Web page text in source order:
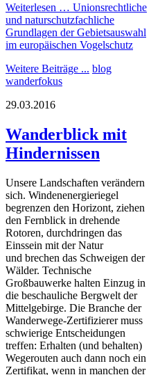
Weiterlesen … Unionsrechtliche
und naturschutzfachliche
Grundlagen der Gebietsauswahl
im europäischen Vogelschutz
Weitere Beiträge ... blog
wanderfokus
29.03.2016
Wanderblick mit
Hindernissen
Unsere Landschaften verändern
sich. Windenenergieriegel
begrenzen den Horizont, ziehen
den Fernblick in drehende
Rotoren, durchdringen das
Einssein mit der Natur
und brechen das Schweigen der
Wälder. Technische
Großbauwerke halten Einzug in
die beschauliche Bergwelt der
Mittelgebirge. Die Branche der
Wanderwege-Zertifizierer muss
schwierige Entscheidungen
treffen: Erhalten (und behalten)
Wegerouten auch dann noch ein
Zertifikat, wenn in manchen der